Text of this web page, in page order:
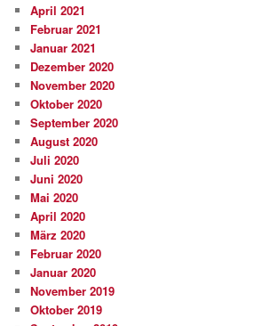
April 2021
Februar 2021
Januar 2021
Dezember 2020
November 2020
Oktober 2020
September 2020
August 2020
Juli 2020
Juni 2020
Mai 2020
April 2020
März 2020
Februar 2020
Januar 2020
November 2019
Oktober 2019